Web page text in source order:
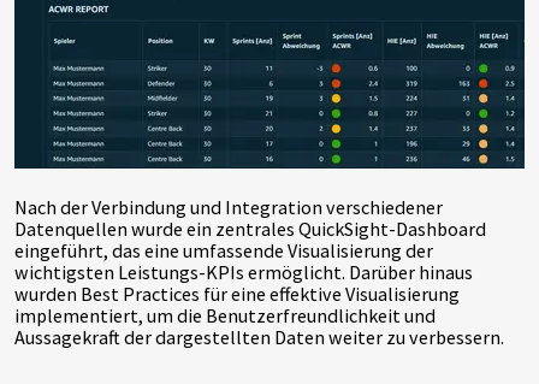
Nach der Verbindung und Integration verschiedener
Datenquellen wurde ein zentrales QuickSight-Dashboard
eingeführt, das eine umfassende Visualisierung der
wichtigsten Leistungs-KPIs ermöglicht. Darüber hinaus
wurden Best Practices für eine effektive Visualisierung
implementiert, um die Benutzerfreundlichkeit und
Aussagekraft der dargestellten Daten weiter zu verbessern.